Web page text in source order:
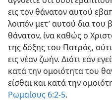
εις τον θάνατον αυτού
λοιπόν μετ’ αυτού δια του
θάνατον, ίνα καθώς ο
της δόξης του Πατρός,
εις νέαν ζωήν. Διότι εάν
κατά την ομοιότητα του
είσθαι και κατά την
Ρωμαίους 6:2-5.